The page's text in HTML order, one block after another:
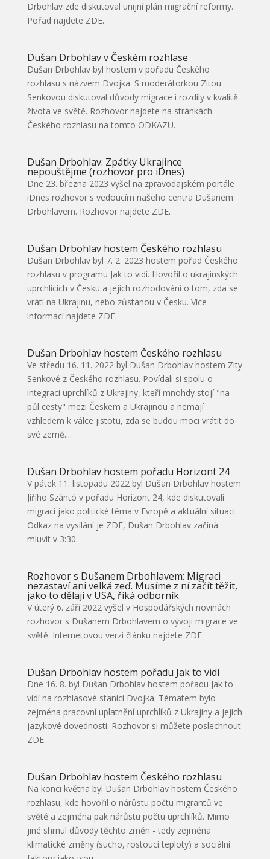
Drbohlav zde diskutoval unijní plán migrační reformy.
Pořad najdete ZDE.
Dušan Drbohlav v Českém rozhlase
Dušan Drbohlav byl hostem v pořadu Českého
rozhlasu s názvem Dvojka. S moderátorkou Zitou
Senkovou diskutoval důvody migrace i rozdíly v kvalitě
života ve světě. Rozhovor najdete na stránkách
Českého rozhlasu na tomto ODKAZU.
Dušan Drbohlav: Zpátky Ukrajince
nepouštějme (rozhovor pro iDnes)
Dne 23. března 2023 vyšel na zpravodajském portále
iDnes rozhovor s vedoucím našeho centra Dušanem
Drbohlavem. Rozhovor najdete ZDE.
Dušan Drbohlav hostem Českého rozhlasu
Dušan Drbohlav byl 7. 2. 2023 hostem pořad Českého
rozhlasu v programu Jak to vidí. Hovořil o ukrajinských
uprchlících v Česku a jejich rozhodování o tom, zda se
vrátí na Ukrajinu, nebo zůstanou v Česku. Více
informací najdete ZDE.
Dušan Drbohlav hostem Českého rozhlasu
Ve středu 16. 11. 2022 byl Dušan Drbohlav hostem Zity
Senkové z Českého rozhlasu. Povídali si spolu o
integraci uprchlíků z Ukrajiny, kteří mnohdy stojí "na
půl cesty" mezi Českem a Ukrajinou a nemají
vzhledem k válce jistotu, zda se budou moci vrátit do
své země....
Dušan Drbohlav hostem pořadu Horizont 24
V pátek 11. listopadu 2022 byl Dušan Drbohlav hostem
Jiřího Szántó v pořadu Horizont 24, kde diskutovali
migraci jako politické téma v Evropě a aktuální situaci.
Odkaz na vysílání je ZDE, Dušan Drbohlav začíná
mluvit v 3:30.
Rozhovor s Dušanem Drbohlavem: Migraci
nezastaví ani velká zeď. Musíme z ní začít těžit,
jako to dělají v USA, říká odborník
V úterý 6. září 2022 vyšel v Hospodářských novinách
rozhovor s Dušanem Drbohlavem o vývoji migrace ve
světě. Internetovou verzi článku najdete ZDE.
Dušan Drbohlav hostem pořadu Jak to vidí
Dne 16. 8. byl Dušan Drbohlav hostem pořadu Jak to
vidí na rozhlasové stanici Dvojka. Tématem bylo
zejména pracovní uplatnění uprchlíků z Ukrajiny a jejich
jazykové dovednosti. Rozhovor si můžete poslechnout
ZDE.
Dušan Drbohlav hostem Českého rozhlasu
Na konci května byl Dušan Drbohlav hostem Českého
rozhlasu, kde hovořil o nárůstu počtu migrantů ve
světě a zejména pak nárůstu počtu uprchlíků. Mimo
jiné shrnul důvody těchto změn - tedy zejména
klimatické změny (sucho, rostoucí teploty) a sociální